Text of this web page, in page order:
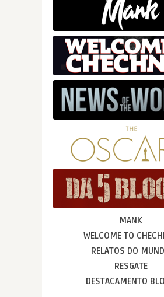
MANK
WELCOME TO
RELATOS DO
RESGATE
DESTACAMENTO